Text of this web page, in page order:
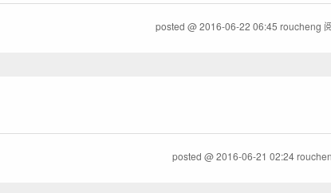
posted @2016-06-22 06:45 roucheng
posted @2016-06-21 02:24